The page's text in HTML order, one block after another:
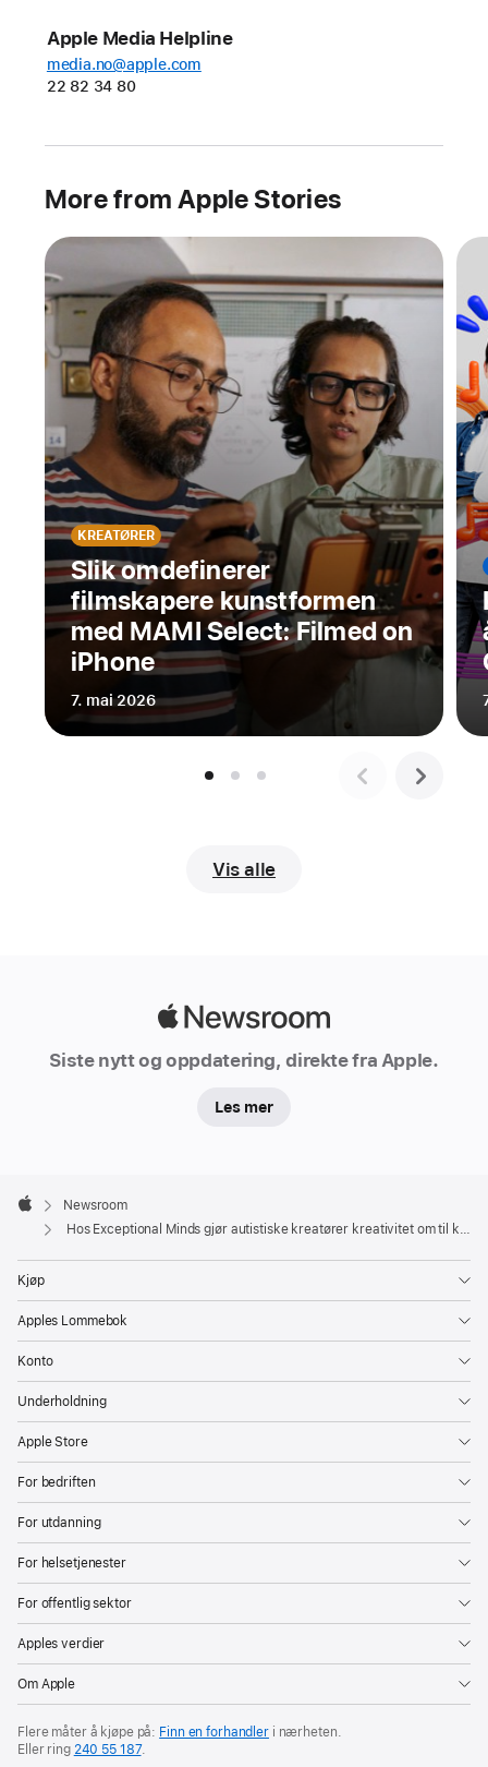
karrierer
Med
fra
forbereder
veldedige
Los
Angeles-
baserte
lærestedet
en
ny
generasjon
med
animatører,
VFX-
artister
og
Motion
Graphics-
designere
Angela
Ibarra
i
har
alltid
vært
kreativ»,
sier
får
ideer
bare
må
få
ned
Jeg
tegner
ting,
Apple Media Helpline
media.no@apple.com
22 82 34 80
More from Apple Stories
KREATØRER
Slik omdefinerer
filmskapere kunstformen
med MAMI Select: Filmed on
iPhone
7. mai 2026
Vis alle
Siste nytt og oppdatering, direkte fra Apple.
Les mer
Footer

Apple
Newsroom
Hos Exceptional Minds gjør autistiske kreatører kreativitet om til karrierer
Kjøp
Apples Lommebok
Konto
Underholdning
Apple Store
For bedriften
For utdanning
For helsetjenester
For offentlig sektor
Apples verdier
Om Apple
Flere måter å kjøpe på: Finn en forhandleri nærheten.
Eller ring 240 55 187.